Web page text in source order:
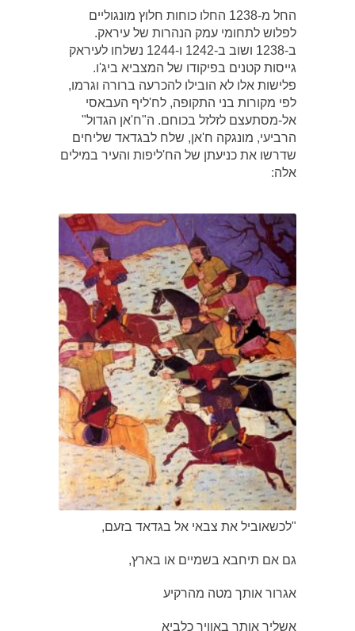
החל מ-1238 החלו כוחות חלוץ מונגוליים
לפלוש לתחומי עמק הנהרות של עיראק.
ב-1238 ושוב ב-1242 ו-1244 נשלחו לעיראק
גייסות קטנים בפיקודו של המצביא ביג'ו.
פלישות אלו לא הובילו להכרעה ברורה וגרמו,
לפי מקורות בני התקופה, לח'ליף העבאסי
אל-מסתעצם לזלזל בכוחם. ה"ח'אן הגדול"
הרביעי, מונגקה ח'אן, שלח לבגדאד שליחים
שדרשו את כניעתן של הח'ליפות והעיר במילים
אלה:
"לכשאוביל את צבאי אל בגדאד בזעם,
גם אם תיחבא בשמיים או בארץ,
אגרור אותך מטה מהרקיע
אשליך אותך באוויר כלביא